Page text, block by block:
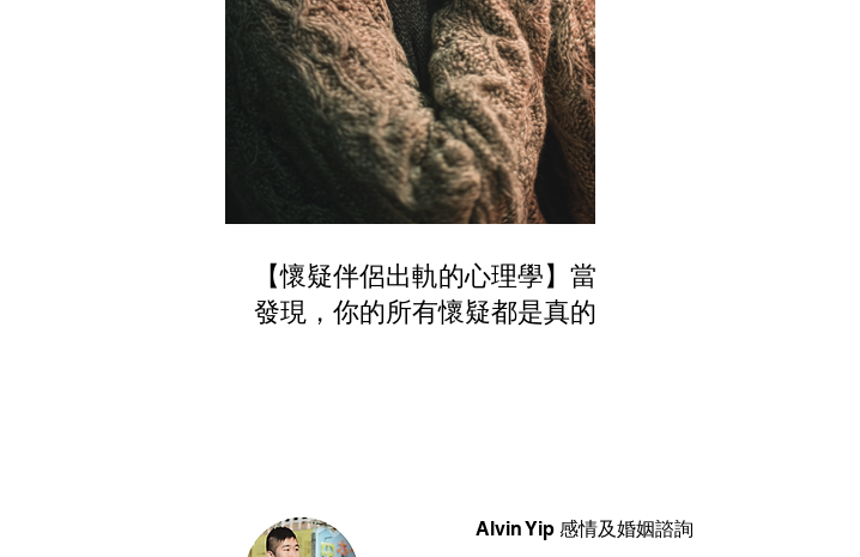
【懷疑伴侶出軌的心理學】當你
發現，你的所有懷疑都是真的
​Alvin Yip 感情及婚姻諮詢